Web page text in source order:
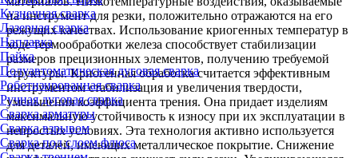
Кузнечная сварка
Лазерная сварка
Наплавка
Пайка
Полуавтоматическая дуговая сварка
Роботизированная сварка
Ручная дуговая сварка
Сварка арматуры
Сварка взрывом
Сварка под слоем флюса
на инструмент для резки, положительно отражаются на его
режущих качествах. Использование криогенных температур в
ходе термообработки железа способствует стабилизации
размеров прецизионных элементов, получению требуемой
структуры. Криогенная обработка считается эффективным
инструментом стабилизация и увеличения твердости,
уменьшения коэффициента трения. Она придает изделиям
максимальную устойчивость к износу при их эксплуатации в
непростых условиях. Эта технология активно используется
для деталей, имеющих металлическое покрытие. Снижение